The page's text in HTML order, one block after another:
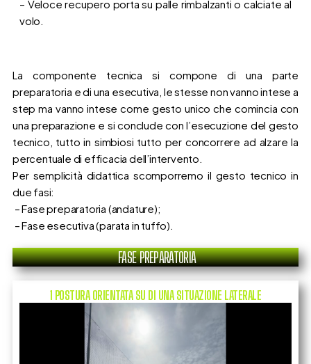
– Veloce recupero porta su palle rimbalzanti o calciate al
volo.
La componente tecnica si compone di una parte
preparatoria e di una esecutiva, le stesse non vanno intese a
step ma vanno intese come gesto unico che comincia con
una preparazione e si conclude con l’esecuzione del gesto
tecnico, tutto in simbiosi tutto per concorrere ad alzare la
percentuale di efficacia dell’intervento.
Per semplicità didattica scomporremo il gesto tecnico in
due fasi:
– Fase preparatoria (andature);
– Fase esecutiva (parata in tuffo).
FASE PREPARATORIA
1 POSTURA ORIENTATA SU DI UNA SITUAZIONE LATERALE